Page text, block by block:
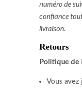
numéro de
confiance
livraison.
Retours
Politique de
Vous avez